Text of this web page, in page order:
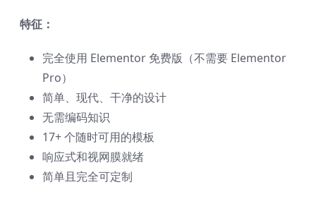
特征：
完全使用 Elementor 免费版（不需要 Elementor
Pro）
简单、现代、干净的设计
无需编码知识
17+ 个随时可用的模板
响应式和视网膜就绪
简单且完全可定制